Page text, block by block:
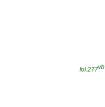
fol.277vb